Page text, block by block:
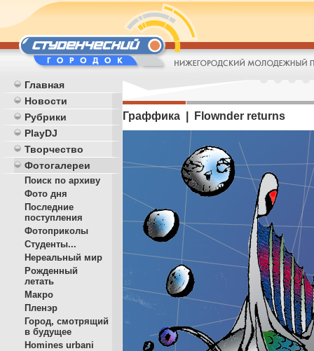
Главная
Новости
Рубрики
PlayDJ
Творчество
Фотогалереи
Поиск по архиву
Фото дня
Последние
поступления
Фотоприколы
Студенты...
Нереальный мир
Рожденный
летать
Макро
Пленэр
Город, смотрящий
в будущее
Homines urbani
Граффика | Flownder returns